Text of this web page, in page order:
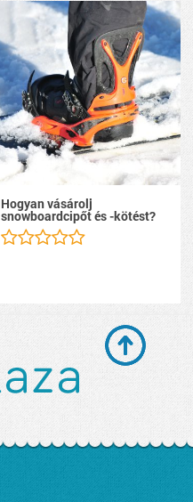
Hogyan vásárolj
snowboardcipőt és -kötést?